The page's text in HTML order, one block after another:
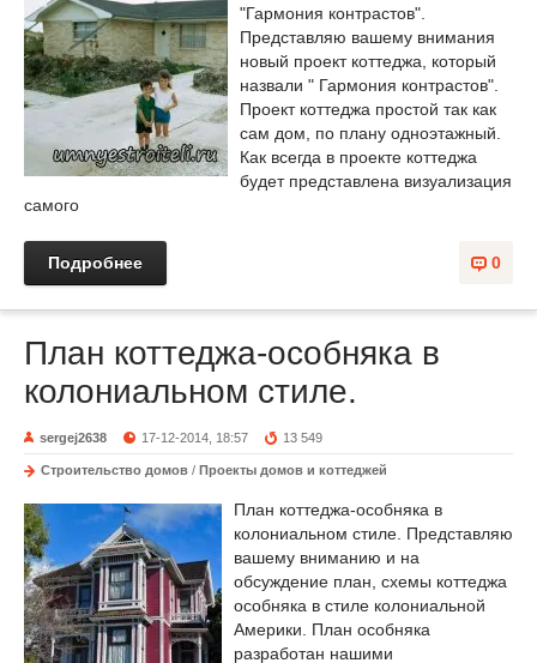
"Гармония контрастов".
Представляю вашему внимания
новый проект коттеджа, который
назвали " Гармония контрастов".
Проект коттеджа простой так как
сам дом, по плану одноэтажный.
Как всегда в проекте коттеджа
будет представлена визуализация
самого
0
Подробнее
План коттеджа-особняка в
колониальном стиле.
sergej2638 17-12-2014, 18:57 13 549
Строительство домов / Проекты домов и коттеджей
План коттеджа-особняка в
колониальном стиле. Представляю
вашему вниманию и на
обсуждение план, схемы коттеджа
особняка в стиле колониальной
Америки. План особняка
разработан нашими